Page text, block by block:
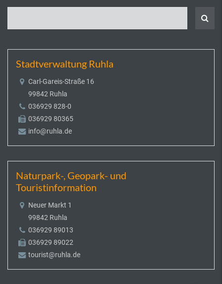
Stadtverwaltung Ruhla
Carl-Gareis-Straße 16
99842 Ruhla
036929 828-0
036929 80365
info@ruhla.de
Naturpark-, Geopark- und
Touristinformation
Neuer Markt 1
99842 Ruhla
036929 89013
036929 89022
tourist@ruhla.de